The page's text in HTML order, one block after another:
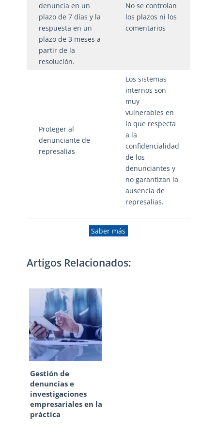
denuncia en un
plazo de 7 días y la
respuesta en un
plazo de 3 meses a
partir de la
resolución.
No se controlan
los plazos ni los
comentarios
Proteger al
denunciante de
represalias
Los sistemas
internos son
muy
vulnerables en
lo que respecta
a la
confidencialidad
de los
denunciantes y
no garantizan la
ausencia de
represalias.
Saber más
Artigos Relacionados:
Gestión de
denuncias e
investigaciones
empresariales en la
práctica